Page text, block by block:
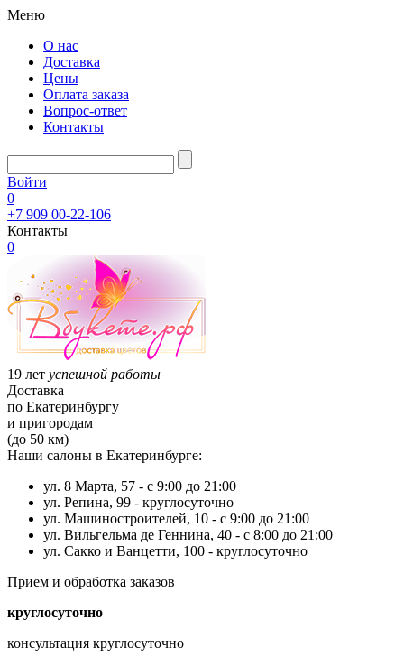
Меню
О нас
Доставка
Цены
Оплата заказа
Вопрос-ответ
Контакты
Войти
0
+7 909 00-22-106
Контакты
0
19 лет успешной работы
Доставка
по Екатеринбургу
и пригородам
(до 50 км)
Наши салоны в Екатеринбурге:
ул. 8 Марта, 57 - с 9:00 до 21:00
ул. Репина, 99 - круглосуточно
ул. Машиностроителей, 10 - с 9:00 до 21:00
ул. Вильгельма де Геннина, 40 - с 8:00 до 21:00
ул. Сакко и Ванцетти, 100 - круглосуточно
Прием и обработка заказов
круглосуточно
консультация круглосуточно